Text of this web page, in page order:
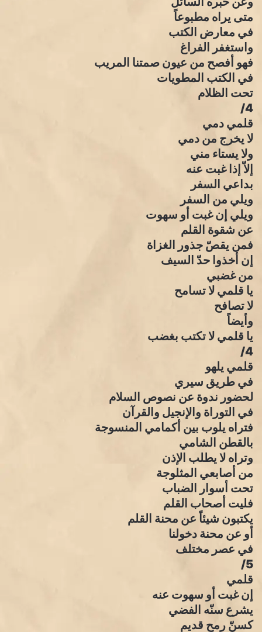
متى يراه مطبوعاً
في معارض الكتب
واستغفر الفراغ
فهو أفصح من عيون صمتنا المريب
في الكتب المطويات
تحت الظلام
4/
قلمي دمي
لا يخرج من دمي
ولا يستاء مني
إلاّ إذا غبت عنه
بداعي السفر
ويلي من السفر
ويلي إن غبت أو سهوت
عن شقوة القلم
فمن يقصّ جذور الغزاة
إن أخذوا حدّ السيف
من غضبي
يا قلمي لا تسامح
لا تصافح
وأيضاً
يا قلمي لا تكتب بغضب
4/
قلمي يلهو
في طريق سيري
لحضور ندوة عن نصوص السلام
في التوراة والإنجيل والقرآن
فتراه يلوب بين أكمامي المنسوجة
بالقطن الشامي
وتراه لا يطلب الإذن
من أصابعي المثلوجة
تحت أسوار الضباب
فليت أصحاب القلم
يكتبون شيئاً عن محنة القلم
أو عن محنة دخولنا
في عصر مختلف
5/
قلمي
إن غبت أو سهوت عنه
يشرع سنّه الفضي
كسنّ رمح قديم